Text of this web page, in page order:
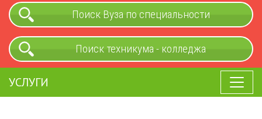
Поиск Вуза по специальности
Поиск техникума - колледжа
УСЛУГИ